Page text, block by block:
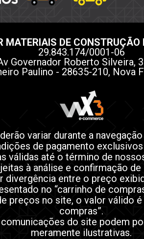
MATERIAIS DE CONSTRUÇÃO
29.843.174/0001-06
Governador Roberto Silveira,
Paulino - 28635-210, Nova
variar durante a
de pagamento
válidas até o término de
à análise e confirmação de
divergência entre o preço
no “carrinho de
preços no site, o valor válido é
compras”.
do site podem
meramente ilustrativas.